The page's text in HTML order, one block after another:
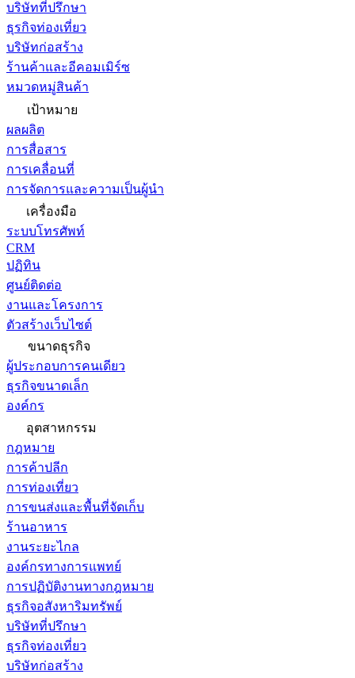
บริษัทที่ปรึกษา
ธุรกิจท่องเที่ยว
บริษัทก่อสร้าง
ร้านค้าและอีคอมเมิร์ซ
หมวดหมู่สินค้า
เป้าหมาย
ผลผลิต
การสื่อสาร
การเคลื่อนที่
การจัดการและความเป็นผู้นำ
เครื่องมือ
ระบบโทรศัพท์
CRM
ปฏิทิน
ศูนย์ติดต่อ
งานและโครงการ
ตัวสร้างเว็บไซต์
ขนาดธุรกิจ
ผู้ประกอบการคนเดียว
ธุรกิจขนาดเล็ก
องค์กร
อุตสาหกรรม
กฎหมาย
การค้าปลีก
การท่องเที่ยว
การขนส่งและพื้นที่จัดเก็บ
ร้านอาหาร
งานระยะไกล
องค์กรทางการแพทย์
การปฏิบัติงานทางกฎหมาย
ธุรกิจอสังหาริมทรัพย์
บริษัทที่ปรึกษา
ธุรกิจท่องเที่ยว
บริษัทก่อสร้าง